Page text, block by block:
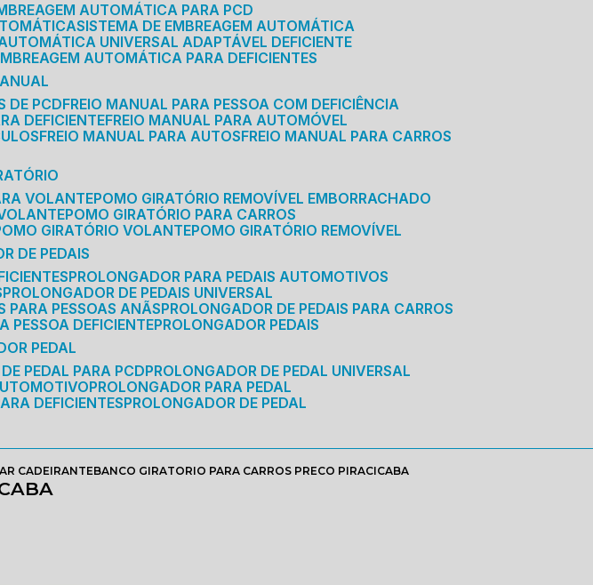
AUTOMÁTICA PARA PCD
SISTEMA DE EMBREAGEM AUTOMÁTICA
AUTOMÁTICA UNIVERSAL ADAPTÁVEL DEFICIENTE
EMBREAGEM AUTOMÁTICA PARA DEFICIENTES
DE PCD FREIO MANUAL PARA PESSOA COM DEFICIÊNCIA
DEFICIENTE FREIO MANUAL PARA AUTOMÓVEL
FREIO MANUAL PARA AUTOS FREIO MANUAL PARA CARROS
VOLANTE POMO GIRATÓRIO REMOVÍVEL EMBORRACHADO
POMO GIRATÓRIO PARA CARROS
POMO GIRATÓRIO VOLANTE POMO GIRATÓRIO REMOVÍVEL
DE PEDAIS
PROLONGADOR PARA PEDAIS AUTOMOTIVOS
PROLONGADOR DE PEDAIS UNIVERSAL
PARA PESSOAS ANÃS PROLONGADOR DE PEDAIS PARA CARROS
PESSOA DEFICIENTE PROLONGADOR PEDAIS
PEDAL
DE PEDAL PARA PCD PROLONGADOR DE PEDAL UNIVERSAL
PROLONGADOR PARA PEDAL
DEFICIENTES
PROLONGADOR DE PEDAL
CADEIRANTEBANCO GIRATORIO PARA CARROS PRECO PIRACICABA